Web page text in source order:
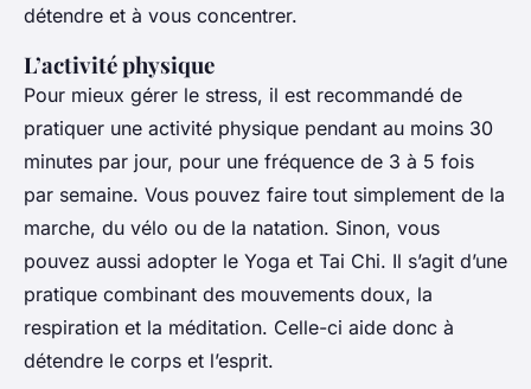
détendre et à vous concentrer.
L’activité physique
Pour mieux gérer le stress, il est recommandé de
pratiquer une activité physique pendant au moins 30
minutes par jour, pour une fréquence de 3 à 5 fois
par semaine. Vous pouvez faire tout simplement de la
marche, du vélo ou de la natation. Sinon, vous
pouvez aussi adopter le Yoga et Tai Chi. Il s’agit d’une
pratique combinant des mouvements doux, la
respiration et la méditation. Celle-ci aide donc à
détendre le corps et l’esprit.